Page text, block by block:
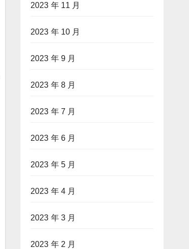
2023 年 11 月
2023 年 10 月
2023 年 9 月
2023 年 8 月
2023 年 7 月
2023 年 6 月
2023 年 5 月
2023 年 4 月
2023 年 3 月
2023 年 2 月